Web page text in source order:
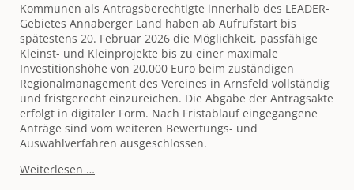
Kommunen als Antragsberechtigte innerhalb des LEADER-
Gebietes Annaberger Land haben ab Aufrufstart bis
spätestens 20. Februar 2026 die Möglichkeit, passfähige
Kleinst- und Kleinprojekte bis zu einer maximale
Investitionshöhe von 20.000 Euro beim zuständigen
Regionalmanagement des Vereines in Arnsfeld vollständig
und fristgerecht einzureichen. Die Abgabe der Antragsakte
erfolgt in digitaler Form. Nach Fristablauf eingegangene
Anträge sind vom weiteren Bewertungs- und
Auswahlverfahren ausgeschlossen.
Weiterlesen …